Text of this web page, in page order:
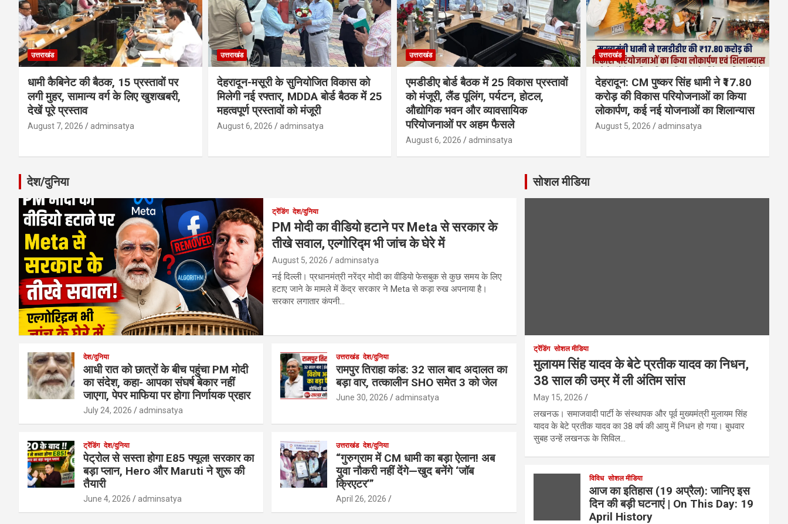
उत्तराखंड
धामी कैबिनेट की बैठक, 15 प्रस्तावों पर
लगी मुहर, सामान्य वर्ग के लिए खुशखबरी,
देखें पूरे प्रस्ताव
August 7, 2026 adminsatya
उत्तराखंड
देहरादून-मसूरी के सुनियोजित विकास को
मिलेगी नई रफ्तार, MDDA बोर्ड बैठक में 25
महत्वपूर्ण प्रस्तावों को मंजूरी
August 6, 2026 adminsatya
उत्तराखंड
एमडीडीए बोर्ड बैठक में 25 विकास प्रस्तावों
को मंजूरी, लैंड पूलिंग, पर्यटन, होटल,
औद्योगिक भवन और व्यावसायिक
परियोजनाओं पर अहम फैसले
August 6, 2026 adminsatya
उत्तराखंड
देहरादून: CM पुष्कर सिंह धामी ने ₹17.80
करोड़ की विकास परियोजनाओं का किया
लोकार्पण, कई नई योजनाओं का शिलान्यास
August 5, 2026 adminsatya
देश/दुनिया
ट्रेंडिंग देश/दुनिया
PM मोदी का वीडियो हटाने पर Meta से सरकार के
तीखे सवाल, एल्गोरिद्म भी जांच के घेरे में
August 5, 2026 adminsatya
नई दिल्ली। प्रधानमंत्री नरेंद्र मोदी का वीडियो फेसबुक से कुछ समय के लिए
हटाए जाने के मामले में केंद्र सरकार ने Meta से कड़ा रुख अपनाया है।
सरकार लगातार कंपनी…
देश/दुनिया
आधी रात को छात्रों के बीच पहुंचा PM मोदी
का संदेश, कहा- आपका संघर्ष बेकार नहीं
जाएगा, पेपर माफिया पर होगा निर्णायक प्रहार
July 24, 2026 adminsatya
उत्तराखंड देश/दुनिया
रामपुर तिराहा कांड: 32 साल बाद अदालत का
बड़ा वार, तत्कालीन SHO समेत 3 को जेल
June 30, 2026 adminsatya
ट्रेंडिंग देश/दुनिया
पेट्रोल से सस्ता होगा E85 फ्यूल! सरकार का
बड़ा प्लान, Hero और Maruti ने शुरू की
तैयारी
June 4, 2026 adminsatya
उत्तराखंड देश/दुनिया
“गुरुग्राम में CM धामी का बड़ा ऐलान! अब
युवा नौकरी नहीं देंगे—खुद बनेंगे ‘जॉब
क्रिएटर’”
April 26, 2026
सोशल मीडिया
ट्रेंडिंग सोशल मीडिया
मुलायम सिंह यादव के बेटे प्रतीक यादव का निधन,
38 साल की उम्र में ली अंतिम सांस
May 15, 2026
लखनऊ। समाजवादी पार्टी के संस्थापक और पूर्व मुख्यमंत्री मुलायम सिंह
यादव के बेटे प्रतीक यादव का 38 वर्ष की आयु में निधन हो गया। बुधवार
सुबह उन्हें लखनऊ के सिविल…
विविध सोशल मीडिया
आज का इतिहास (19 अप्रैल): जानिए इस
दिन की बड़ी घटनाएं | On This Day: 19
April History